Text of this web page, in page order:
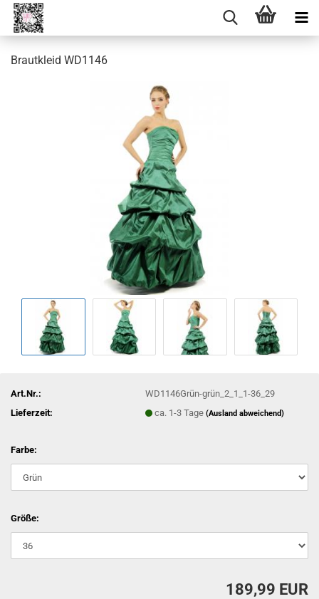
Brautkleid WD1146
Art.Nr.:
WD1146Grün-grün_2_1_1-36_29
Lieferzeit:
ca. 1-3 Tage(Ausland abweichend)
Farbe:
Größe:
189,99 EUR